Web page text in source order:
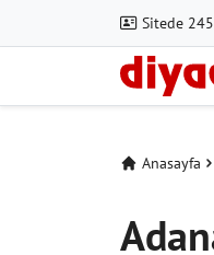
Sitede
Anasayfa